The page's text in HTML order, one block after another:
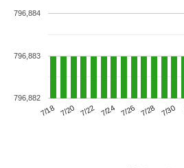
7/18 7/20 7/22 7/24 7/26 7/28 7/30
796,882
796,883
796,884